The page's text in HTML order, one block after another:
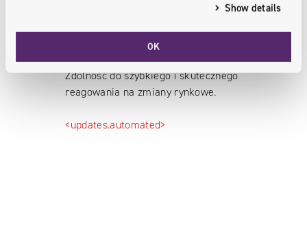
Show details
OK
Zdolność do szybkiego i skutecznego
reagowania na zmiany rynkowe.
<updates.automated>